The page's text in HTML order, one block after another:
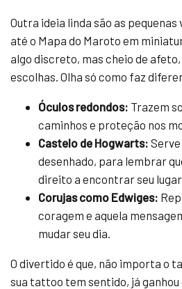
Outra ideia linda são as
até o Mapa do Maroto em
algo discreto, mas cheio de
escolhas. Olha só como faz
Óculos redondos: Trazem
caminhos e proteção nos
Castelo de Hogwarts:
desenhado, para lembrar
direito a encontrar seu lugar
Corujas como Edwiges:
coragem e aquela
mudar seu dia.
O divertido é que, não importa o
sua tattoo tem sentido, já ganhou